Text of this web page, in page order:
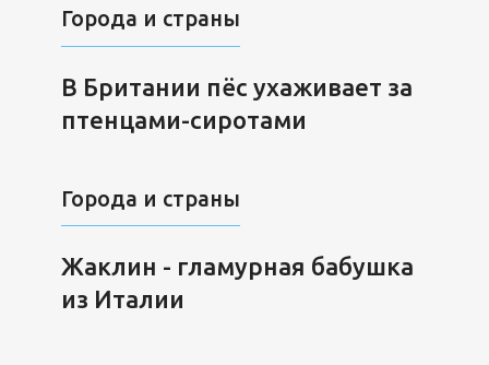
Города и страны
В Британии пёс ухаживает за
птенцами-сиротами
Города и страны
Жаклин - гламурная бабушка
из Италии